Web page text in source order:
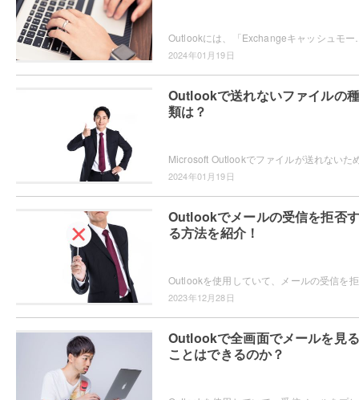
2024年01月19日
Outlookで送れないファイルの種
類は？
2024年01月19日
Outlookでメールの受信を拒否す
る方法を紹介！
2023年12月28日
Outlookで全画面でメールを見る
ことはできるのか？